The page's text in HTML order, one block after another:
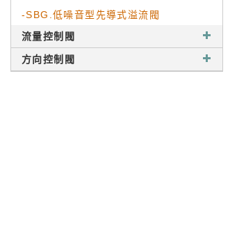
-SBG.低噪音型先導式溢流閥
流量控制閥
方向控制閥